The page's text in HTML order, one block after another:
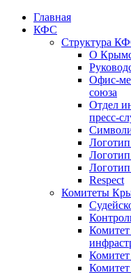
Главная
КФС
Структура
О
Офис-
союза
Отдел
пресс-
Respect
Комитеты